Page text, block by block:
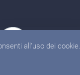
all'uso dei cookie.